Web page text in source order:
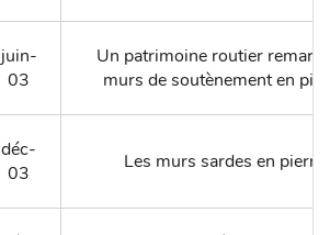
juin-
03
Un patrimoine routier
murs de soutènement en
déc-
03
Les murs sardes en pierre